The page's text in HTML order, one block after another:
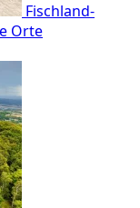
Fischland-
Orte